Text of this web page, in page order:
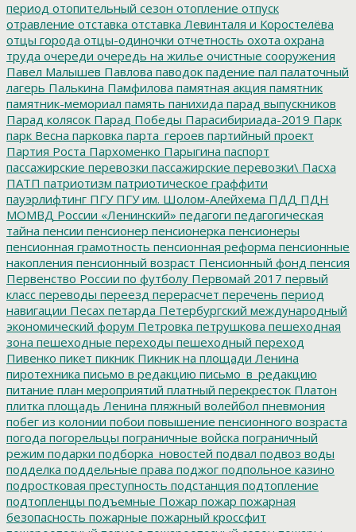
период отопительный сезон отопление отпуск
отравление отставка отставка Левинталя и Коростелёва
отцы города отцы-одиночки отчетность охота охрана
труда очереди очередь на жилье очистные сооружения
Павел Малышев Павлова паводок падение пал палаточный
лагерь Палькина Памфилова памятная акция памятник
памятник-мемориал память панихида парад выпускников
Парад колясок Парад Победы Парасибириада-2019 Парк
парк Весна парковка парта_героев партийный проект
Партия Роста Пархоменко Парыгина паспорт
пассажирские перевозки пассажирские перевозки\ Пасха
ПАТП патриотизм патриотическое граффити
пауэрлифтинг ПГУПГУ им. Шолом-Алейхема ПДД ПДН
МОМВД России «Ленинский» педагоги педагогическая
тайна пенсии пенсионер пенсионерка пенсионеры
пенсионная грамотность пенсионная реформа пенсионные
накопления пенсионный возраст Пенсионный фонд пенсия
Первенство России по футболу Первомай 2017 первый
класс переводы переезд перерасчет перечень период
навигации Песах петарда Петербургский международный
экономический форум Петровка петрушкова пешеходная
зона пешеходные переходы пешеходный переход
Пивенко пикет пикник Пикник на площади Ленина
пиротехника письмо в редакцию письмо_в_редакцию
питание план мероприятий платный перекресток Платон
плитка площадь Ленина пляжный волейбол пневмония
побег из колонии побои повышение пенсионного возраста
погода погорельцы пограничные войска пограничный
режим подарки подборка_новостей подвал подвоз воды
подделка поддельные права поджог подпольное казино
подростковая преступность подстанция подтопление
подтопленцы подъемные Пожар пожар пожарная
безопасность пожарные пожарный кроссфит